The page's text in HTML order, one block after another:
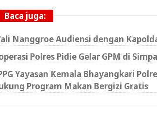
Baca juga:
Nanggroe Audiensi dengan
Polres Pidie Gelar GPM di
Yayasan Kemala Bhayangkari
Program Makan Bergizi Gratis